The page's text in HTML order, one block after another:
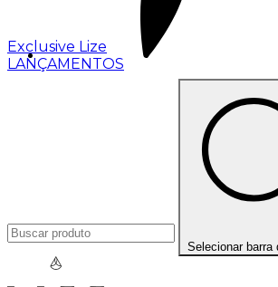
Exclusive Lize
LANÇAMENTOS
Selecionar barra